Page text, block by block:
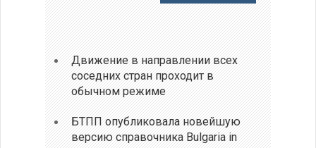
Движение в направлении всех
соседних стран проходит в
обычном режиме
БТПП опубликовала новейшую
версию справочника Bulgaria in